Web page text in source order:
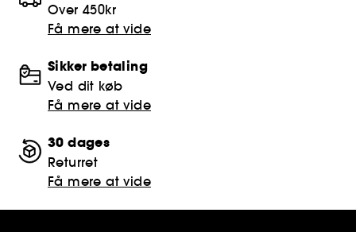
Over 450kr
Få mere at vide
Sikker betaling
Ved dit køb
Få mere at vide
30 dages
Returret
Få mere at vide